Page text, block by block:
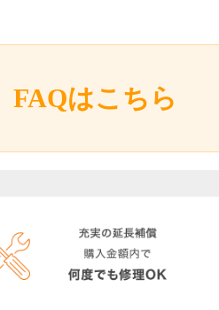
FAQはこちら